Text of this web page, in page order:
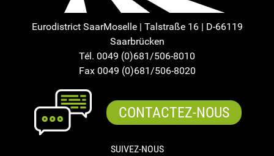
Eurodistrict SaarMoselle | Talstraße 16 | D-66119
Saarbrücken
Tél. 0049 (0)681/506-8010
Fax 0049 (0)681/506-8020
CONTACTEZ-NOUS
SUIVEZ-NOUS